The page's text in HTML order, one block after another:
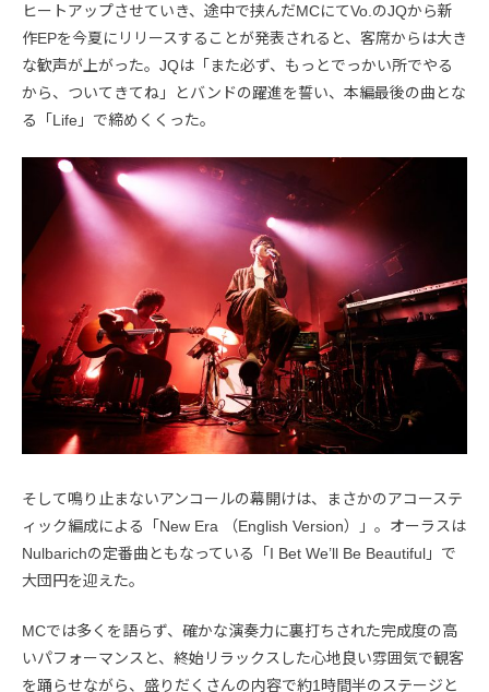
ヒートアップさせていき、途中で挟んだMCにてVo.のJQから新
作EPを今夏にリリースすることが発表されると、客席からは大き
な歓声が上がった。JQは「また必ず、もっとでっかい所でやる
から、ついてきてね」とバンドの躍進を誓い、本編最後の曲とな
る「Life」で締めくくった。
そして鳴り止まないアンコールの幕開けは、まさかのアコーステ
ィック編成による「New Era （English Version）」。オーラスは
Nulbarichの定番曲ともなっている「I Bet We’ll Be Beautiful」で
大団円を迎えた。
MCでは多くを語らず、確かな演奏力に裏打ちされた完成度の高
いパフォーマンスと、終始リラックスした心地良い雰囲気で観客
を踊らせながら、盛りだくさんの内容で約1時間半のステージと